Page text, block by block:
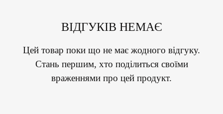
ВІДГУКІВ НЕМАЄ
Цей товар поки що не має жодного відгуку.
Стань першим, хто поділиться своїми
враженнями про цей продукт.